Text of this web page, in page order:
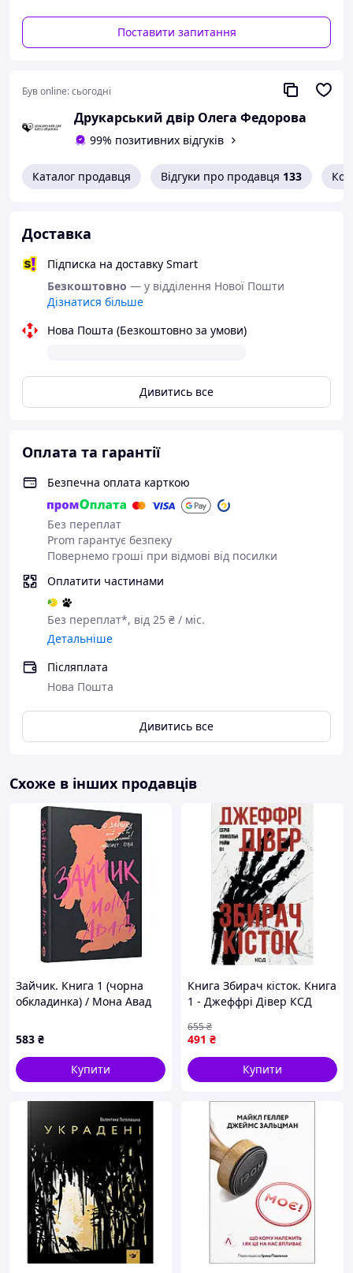
Поставити запитання
Був online:сьогодні
Друкарський двір Олега Федорова
99% позитивних відгуків
Каталог продавця Відгуки про продавця 133
Доставка
Підписка на доставку Smart
Безкоштовно — у відділення Нової Пошти
Дізнатися більше
Нова Пошта (Безкоштовно за умови)
Дивитись все
Оплата та гарантії
Безпечна оплата карткою
Без переплат
Prom гарантує безпеку
Повернемо гроші при відмові від посилки
Оплатити частинами
Без переплат*, від 25 ₴ / міс.
Детальніше
Післяплата
Нова Пошта
Дивитись все
Схоже в інших продавців
Зайчик. Книга 1 (чорна
обкладинка) / Мона Авад
583 ₴
Купити
Книга Збирач кісток. Книга
1 - Джеффрі Дівер КСД
491 ₴
655₴
Купити